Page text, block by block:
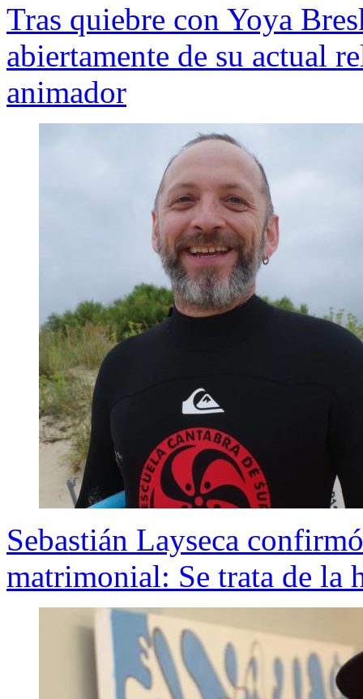
Tras quiebre con Yoya
abiertamente de su actual
animador
Sebastián Layseca
matrimonial: Se trata de la